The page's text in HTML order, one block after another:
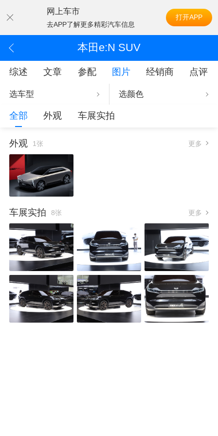
网上车市
去APP了解更多精彩汽车信息
打开APP
本田e:N SUV
综述 文章 参配 图片 经销商 点评
选车型 选颜色
全部 外观 车展实拍
外观 1张 更多
车展实拍 8张 更多